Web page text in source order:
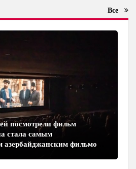
Все
посмотрели фильм
стала самым
фильмом